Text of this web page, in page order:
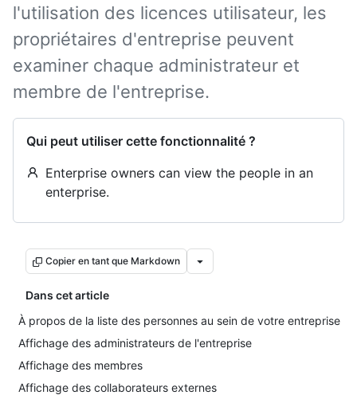
l'utilisation des licences utilisateur, les
propriétaires d'entreprise peuvent
examiner chaque administrateur et
membre de l'entreprise.
Qui peut utiliser cette fonctionnalité ?
Enterprise owners can view the people in an
enterprise.
Copier en tant que Markdown
Dans cet article
À propos de la liste des personnes au sein de votre entreprise
Affichage des administrateurs de l'entreprise
Affichage des membres
Affichage des collaborateurs externes